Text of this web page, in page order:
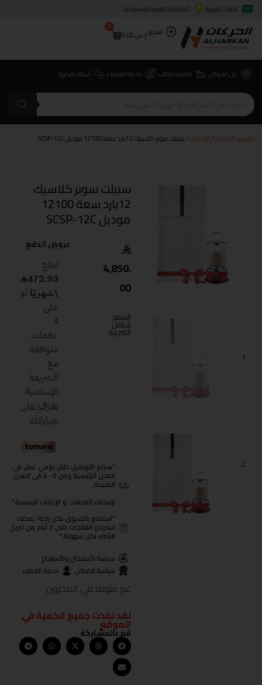
اللغة: العربية
المملكة العربية السعودية
تسجيلر.س0.00
0
عن الحركان متابعة الطلب خدمة العملاء اسئلة متكررة
الرئيسية/المتجر/الثلاجات/ سبيلت سوبر كلاسيك 12بارد سعة 12100 موديل SCSP-12C
سبيلت سوبر كلاسيك
12بارد سعة 12100
موديل SCSP-12C
4,850.
00
السعر
شامل
الضريبة
عروض الدفع
"سيتم التوصيل خلال يومي عمل في
المدن الرئيسية ومن 3- 4 في المدن
البعيدة.
بإستثناء العطلات و الإجازات الرسمية."
"استمتع بالتسوق بكل راحة! يمكنك
استرجاع المنتجات خلال 3 أيام من تاريخ
الشراء بكل سهولة."
سياسة الأستبدال والأسترجاع
سياسة الضمان
خدمة العملاء
غير متوفر في المخزون
لقد نفذت جميع الكمية في
الموقع
قم بالمشاركة